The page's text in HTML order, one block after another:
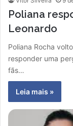
Poliana
Leonardo
Poliana Rocha
responder uma
fãs…
Leia mais »